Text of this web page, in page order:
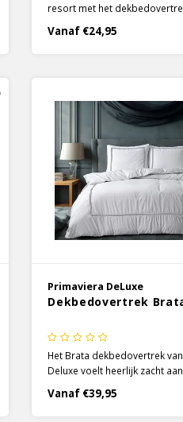
resort met het
dekbedovertrek zelf heeft een
maar het detail van de
Vanaf €24,95
Primaviera DeLuxe
Dekbedovertrek
Het Brata dekbedovertrek
Deluxe voelt heerlijk zacht
percal katoen dekbedovertrek
effen witte kleur met subtiele
Vanaf €39,95